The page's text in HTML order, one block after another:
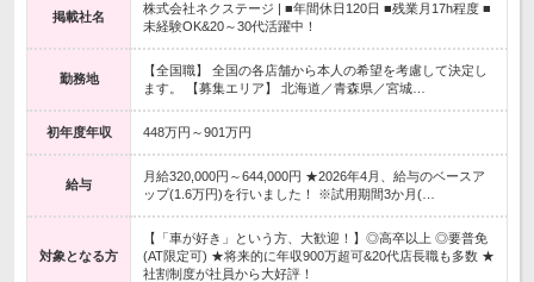
掲載社名
株式会社ネクステージ | ■年間休日120日 ■残業月17h程度 ■
未経験OK&20～30代活躍中！
勤務地
【全国職】 全国の各店舗から本人の希望を考慮して決定し
ます。 【募集エリア】 北海道／青森県／宮城…
初年度年収 448万円～901万円
給与
月給320,000円～644,000円 ★2026年4月、給与のベースア
ップ(1.6万円)を行いました！ ※試用期間3か月(…
対象となる方
【「車が好き」という方、大歓迎！】◎高卒以上 ◎要普免
(AT限定可) ★将来的に年収900万超可&20代店長職も多数 ★
社割制度が社員から大好評！